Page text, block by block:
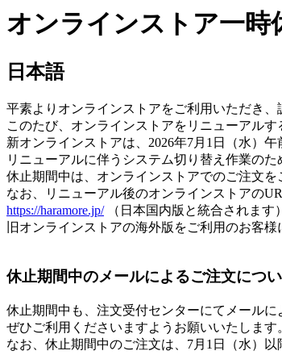
オンラインストア一時
日本語
平素よりオンラインストアをご利用いただき、
このたび、オンラインストアをリニューアルす
新オンラインストアは、2026年7月1日（水）
リニューアルに伴うシステム切り替え作業の
休止期間中は、オンラインストアでのご注文を
なお、リニューアル後のオンラインストアの
https://haramore.jp/（日本国内版と統合されます）
旧オンラインストアの海外版をご利用のお客
休止期間中のメールによるご注文につ
休止期間中も、注文受付センターにてメールに
ぜひご利用くださいますようお願いいたします
なお、休止期間中のご注文は、7月1日（水）